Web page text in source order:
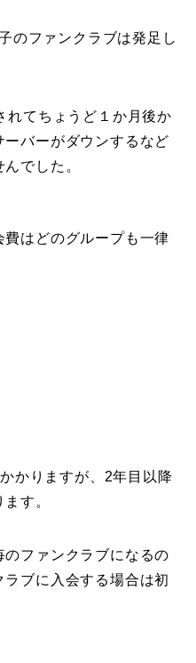
のファンクラブは発足し
れてちょうど１か月後か
バーがダウンするなど
でした。
はどのグループも一律
かかりますが、2年目以降
す。
のファンクラブになるの
ブに入会する場合は初